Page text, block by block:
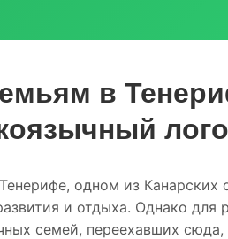
в
одном из Канарских
и отдыха. Однако для
семей, переехавших